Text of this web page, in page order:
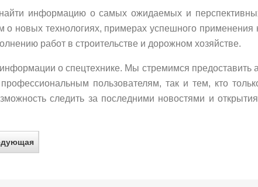
информацию о самых ожидаемых и
о новых технологиях, примерах успешного применения
работ в строительстве и дорожном хозяйстве.
о спецтехнике. Мы стремимся предоставить
пользователям, так и тем, кто
следить за последними новостями и